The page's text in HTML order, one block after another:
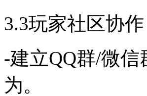
3.3玩家社区协作
-建立QQ群/微
为。